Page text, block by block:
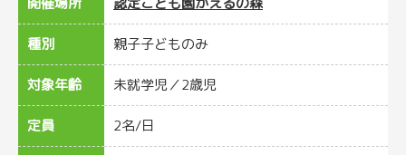
種別 親子子どものみ
対象年齢 未就学児 2歳児
定員 2名/日